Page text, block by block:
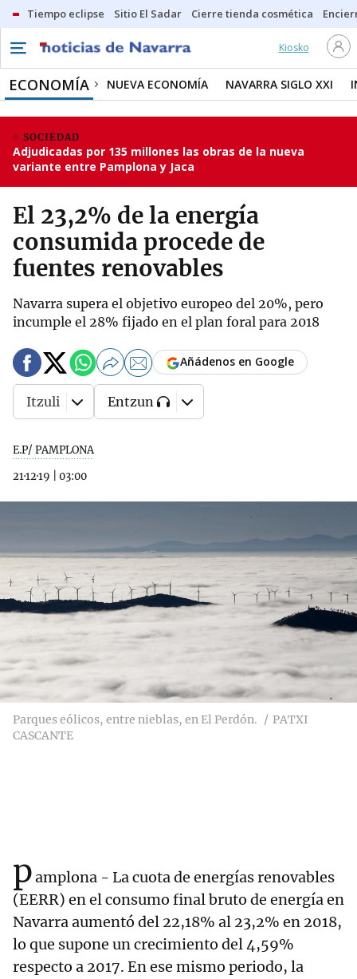
Tiempo eclipse Sitio El Sadar Cierre tienda cosmética
Kiosko
ECONOMÍA NUEVA ECONOMÍA NAVARRA SIGLO XXI
SOCIEDAD
Adjudicadas por 135 millones las obras de la nueva
variante entre Pamplona y Jaca
El 23,2% de la energía
consumida procede de
fuentes renovables
Navarra supera el objetivo europeo del 20%, pero
incumple el 28% fijado en el plan foral para 2018
E.P/ PAMPLONA
21·12·19
03:00
Añádenos en Google
Itzuli Entzun
Parques eólicos, entre nieblas, en El Perdón.
PATXI
CASCANTE
pamplona - La cuota de energías renovables
(EERR) en el consumo final bruto de energía en
Navarra aumentó del 22,18% al 23,2% en 2018,
lo que supone un crecimiento del 4,59%
respecto a 2017. En ese mismo periodo, la